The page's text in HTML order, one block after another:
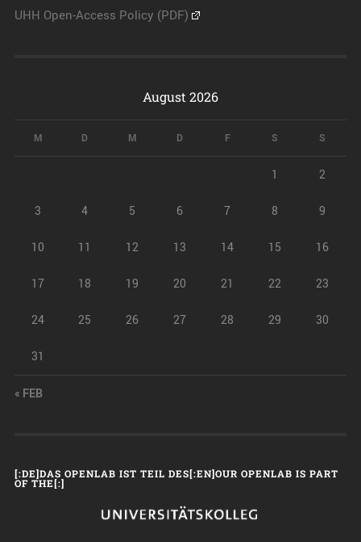
UHH Open-Access Policy (PDF)
August 2026
M D M D F S S
1 2
3 4 5 6 7 8 9
10 11 12 13 14 15 16
17 18 19 20 21 22 23
24 25 26 27 28 29 30
31
« FEB
[:DE]DAS OPENLAB IST TEIL DES[:EN]OUR OPENLAB IS PART
OF THE[:]